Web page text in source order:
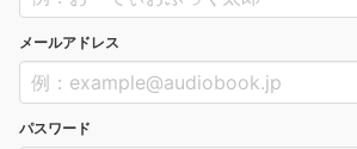
メールアドレス
パスワード